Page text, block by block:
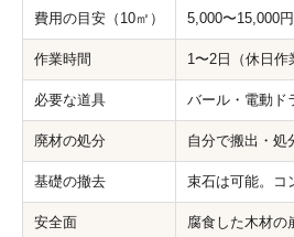
費用の目安（10㎡） 5,000〜15,000
作業時間 1〜2日（休日作
必要な道具 バール・電動ド
廃材の処分 自分で搬出・処
基礎の撤去 束石は可能。コ
安全面 腐食した木材の